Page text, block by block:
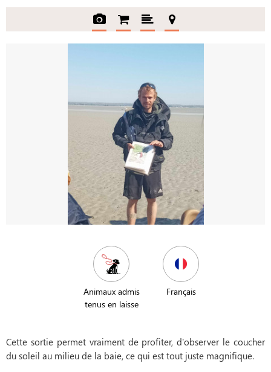
Animaux admis
tenus en laisse
Français
Cette sortie permet vraiment de profiter, d'observer le coucher
du soleil au milieu de la baie, ce qui est tout juste magnifique.